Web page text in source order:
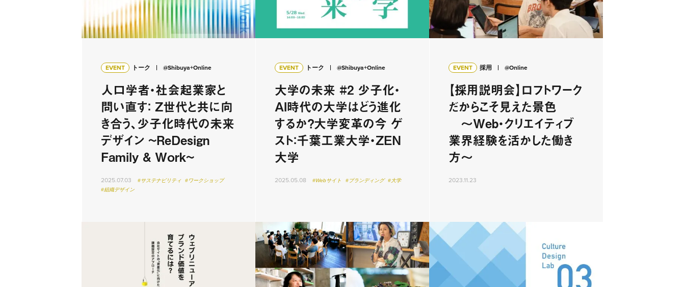
EVENT トーク @Shibuya+Online
人口学者・社会起業家と
問い直す： Z世代と共に向
き合う、少子化時代の未来
デザイン ~ReDesign
Family & Work~
2025.07.03 #サステナビリティ
#ワークショップ
#組織デザイン
EVENT トーク @Shibuya+Online
大学の未来 #2 少子化・
AI時代の大学はどう進化
するか？大学変革の今 ゲ
スト：千葉工業大学・ZEN
大学
2025.05.08 #Webサイト #ブランディング #大学
EVENT 採用 @Online
【採用説明会】ロフトワーク
だからこそ見えた景色
〜Web・クリエイティブ
業界経験を活かした働き
方〜
2023.11.23